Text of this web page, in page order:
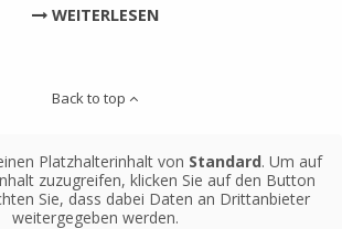
WEITERLESEN
Back to top
Platzhalterinhalt von Standard. Um auf
zuzugreifen, klicken Sie auf den Button
Sie, dass dabei Daten an Drittanbieter
weitergegeben werden.